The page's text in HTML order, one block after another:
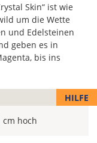
Skin“ ist wie
um die Wette
und Edelsteinen
geben es in
bis ins
HILFE
cm hoch